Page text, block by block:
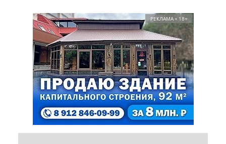
РЕКЛАМА • 18+